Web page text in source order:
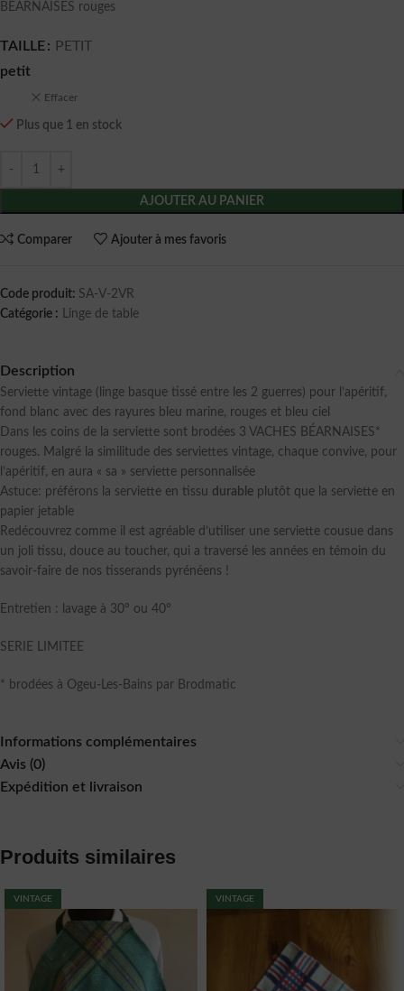
BÉARNAISES rouges
TAILLE
PETIT
petit
Effacer
Plus que 1 en stock
AJOUTER AU PANIER
Comparer Ajouter à mes favoris
Code produit: SA-V-2VR
Catégorie : Linge de table
Description
Serviette vintage (linge basque tissé entre les 2 guerres) pour l’apéritif,
fond blanc avec des rayures bleu marine, rouges et bleu ciel
Dans les coins de la serviette sont brodées 3 VACHES BÉARNAISES*
rouges. Malgré la similitude des serviettes vintage, chaque convive, pour
l’apéritif, en aura « sa » serviette personnalisée
Astuce: préférons la serviette en tissu durable plutôt que la serviette en
papier jetable
Redécouvrez comme il est agréable d’utiliser une serviette cousue dans
un joli tissu, douce au toucher, qui a traversé les années en témoin du
savoir-faire de nos tisserands pyrénéens !
Entretien : lavage à 30° ou 40°
SERIE LIMITEE
* brodées à Ogeu-Les-Bains par Brodmatic
Informations complémentaires
Avis (0)
Expédition et livraison
Produits similaires
VINTAGE VINTAGE